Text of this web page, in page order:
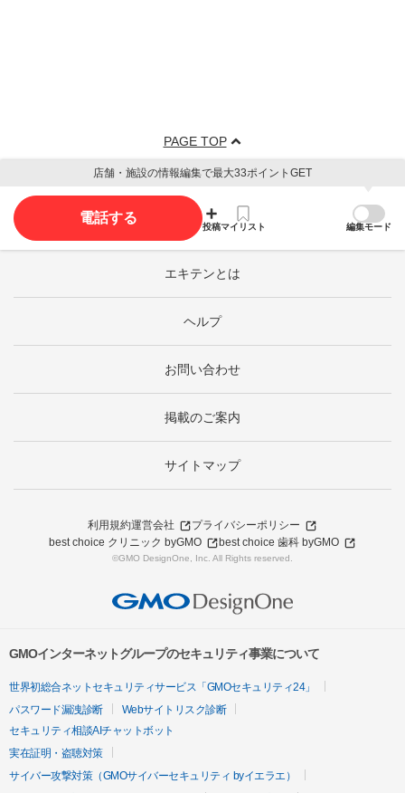
PAGE TOP
店舗・施設の情報編集で最大33ポイントGET
電話する
投稿マイリスト 編集モード
エキテンとは
ヘルプ
お問い合わせ
掲載のご案内
サイトマップ
利用規約運営会社
プライバシーポリシー
best choice クリニック byGMO
best choice 歯科 byGMO
©GMO DesignOne, Inc. All Rights reserved.
GMOインターネットグループのセキュリティ事業について
世界初総合ネットセキュリティサービス「GMOセキュリティ24」
パスワード漏洩診断
Webサイトリスク診断
セキュリティ相談AIチャットボット
実在証明・盗聴対策
サイバー攻撃対策（GMOサイバーセキュリティ byイエラエ）